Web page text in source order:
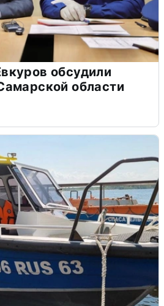
обсудили
области